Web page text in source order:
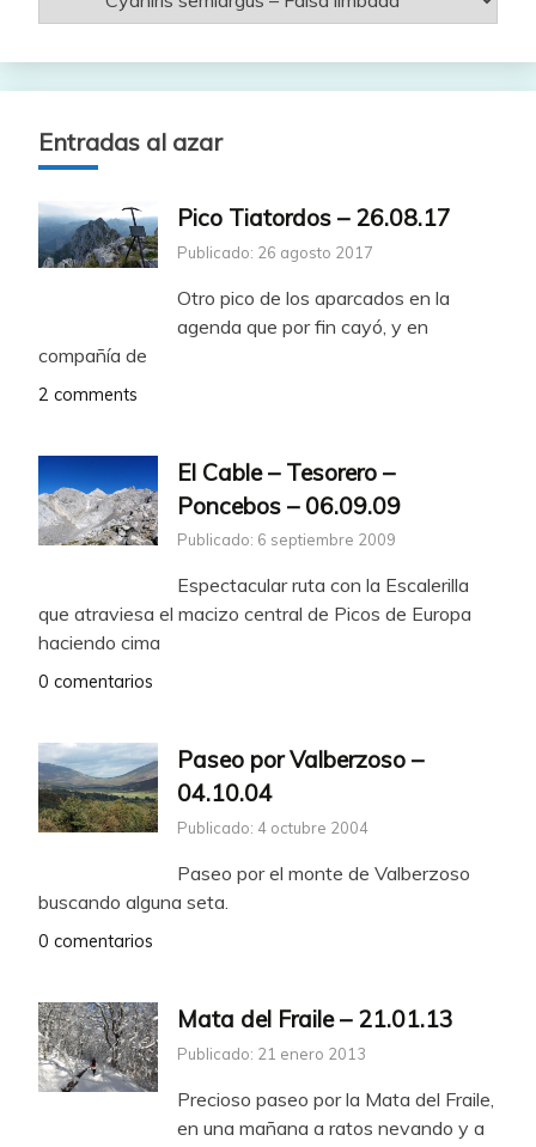
Entradas al azar
Pico Tiatordos – 26.08.17
Publicado: 26 agosto 2017
Otro pico de los aparcados en la
agenda que por fin cayó, y en
compañía de
2 comments
El Cable – Tesorero –
Poncebos – 06.09.09
Publicado: 6 septiembre 2009
Espectacular ruta con la Escalerilla
que atraviesa el macizo central de Picos de Europa
haciendo cima
0 comentarios
Paseo por Valberzoso –
04.10.04
Publicado: 4 octubre 2004
Paseo por el monte de Valberzoso
buscando alguna seta.
0 comentarios
Mata del Fraile – 21.01.13
Publicado: 21 enero 2013
Precioso paseo por la Mata del Fraile,
en una mañana a ratos nevando y a